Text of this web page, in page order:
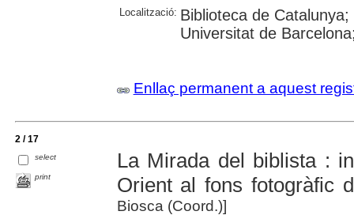
Localització: Biblioteca de
Universitat de
Enllaç permanent a aquest
2 / 17
select
print
La Mirada del biblista :
Orient al fons fotogràfic
Biosca (Coord.)]